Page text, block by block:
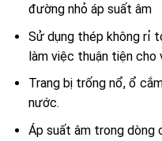
đường nhỏ áp suất âm
Sử dụng thép không rỉ
làm việc thuận tiện cho
Trang bị trống nổ, ổ
nước.
Áp suất âm trong dòng